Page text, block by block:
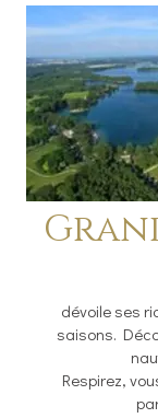
dévoile ses
saisons.
Respirez,